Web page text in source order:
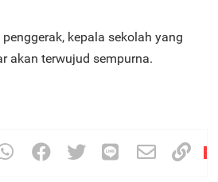
kepala sekolah yang
akan terwujud sempurna.